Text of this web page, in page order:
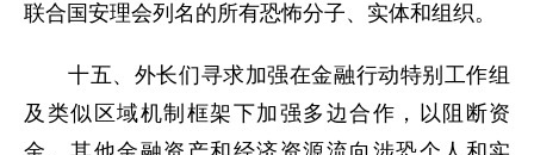
联合国安理会列名的所有恐怖分子、实体和组织。
十五、外长们寻求加强在金融行动特别工作组
及类似区域机制框架下加强多边合作，以阻断资